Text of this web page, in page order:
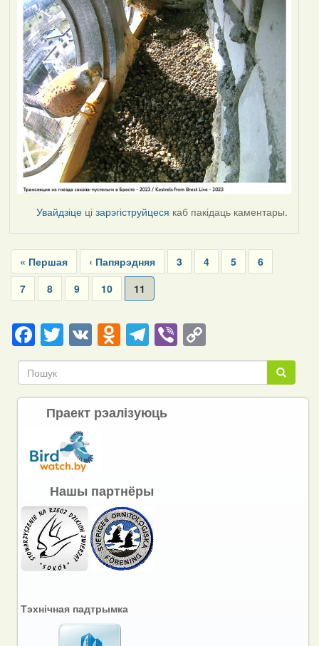
Увайдзіце цізарэгіструйцеся каб пакідаць каментары.
Pagination
First
page
« Першая
Previous
page
‹ Папярэдняя Page
3 Page
4 Page
5 Page
6
Page
7 Page
8 Page
9 Page
10
Current
page
11
Facebook
Twitter
VKOdnoklassniki
Telegram
ViberCopy
Link Пошук
Пошук
Праект рэалізуюць
Нашы партнёры
Тэхнічная падтрымка